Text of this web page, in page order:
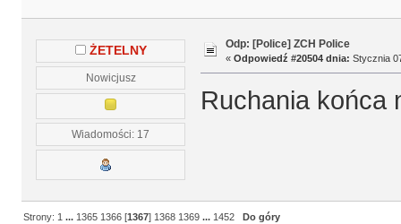
ŻETELNY
Nowicjusz
Wiadomości: 17
Odp: [Police] ZCH Police
« Odpowiedź #20504 dnia: Stycznia
Ruchania końca
Strony: 1 ... 1365 1366 [1367] 1368 1369 ... 1452 Do góry